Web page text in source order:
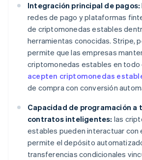
Integración principal de pagos:
redes de pago y plataformas
de criptomonedas estables
herramientas conocidas. Stripe,
permite que las empresas
criptomonedas estables en todo
acepten criptomonedas
de compra con conversión
Capacidad de programación a
contratos inteligentes: las
estables pueden interactuar con
permite el depósito
transferencias condicionales